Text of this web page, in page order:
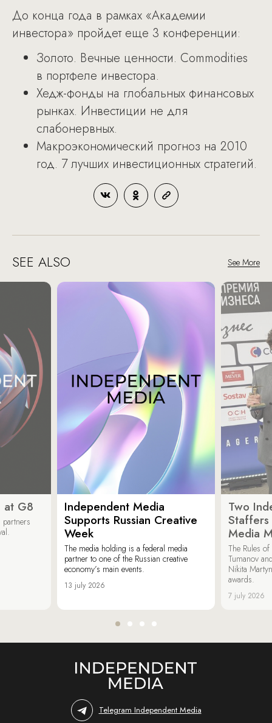
До конца года в рамках «Академии
инвестора» пройдет еще 3 конференции:
Золото. Вечные ценности. Commodities
в портфеле инвестора.
Хедж-фонды на глобальных финансовых
рынках. Инвестиции не для
слабонервных.
Макроэкономический прогноз на 2010
год. 7 лучших инвестиционных стратегий.
SEE ALSO See More
at G8
Independent Media
Supports Russian Creative
Week
The media holding is a federal media
partner to one of the Russian creative
economy’s main events.
13 july 2026
Two
Media
The Rules
Tumanov
Nikita
awards.
7 july 2026
Telegram Independent Media